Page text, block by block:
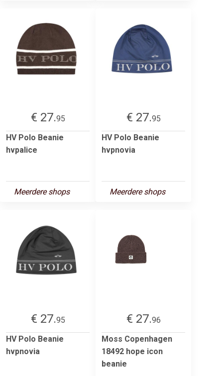
€ 27.95
HV Polo Beanie
hvpalice
Meerdere shops
€ 27.95
HV Polo Beanie
hvpnovia
Meerdere shops
€ 27.95
HV Polo Beanie
hvpnovia
€ 27.96
Moss Copenhagen
18492 hope icon
beanie